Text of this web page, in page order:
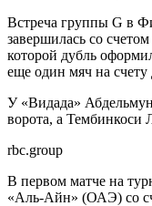
Встреча группы G в
завершилась со
которой дубль
еще один мяч на
У «Видада»
ворота, а
rbc.group
В первом матче на
«Аль-Айн» (ОАЭ) со